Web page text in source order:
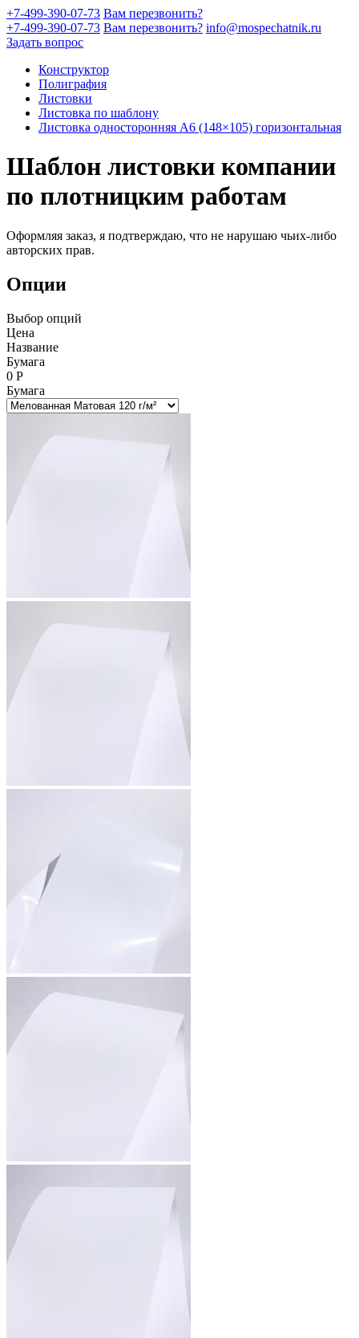
+7-499-390-07-73 Вам перезвонить?
+7-499-390-07-73 Вам перезвонить? info@mospechatnik.ru
Задать вопрос
Конструктор
Полиграфия
Листовки
Листовка по шаблону
Листовка односторонняя A6 (148×105) горизонтальная
Шаблон листовки компании
по плотницким работам
Оформляя заказ, я подтверждаю, что не нарушаю чьих-либо
авторских прав.
Опции
Выбор опций
Цена
Название
Бумага
0 Р
Бумага